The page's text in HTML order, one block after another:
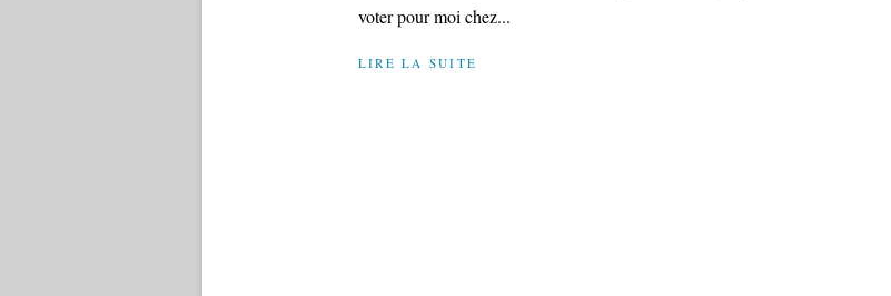
voter pour moi chez...
LIRE LA SUITE